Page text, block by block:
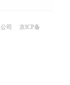
司
京ICP备